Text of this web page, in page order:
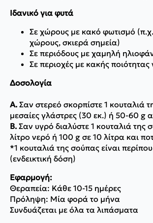
Ιδανικό για φυτά
Σε χώρους με κακό φωτισμό
χώρους, σκιερά σημεία)
Σε περιόδους με χαμηλή
Σε περιοχές με κακής ποιότητας
Δοσολογία
Α. Σαν στερεό σκορπίστε 1 κουταλιά
μεσαίες γλάστρες (30 εκ.) ή 50-60 g
Β. Σαν υγρό διαλύστε 1 κουταλιά της
λίτρο νερό ή 100 g σε 10 λίτρα και
*1 κουταλιά της σούπας είναι
(ενδεικτική δόση)
Εφαρμογή:
Θεραπεία: Κάθε 10-15 ημέρες
Πρόληψη: Μία φορά το μήνα
Συνδυάζεται με όλα τα λιπάσματα